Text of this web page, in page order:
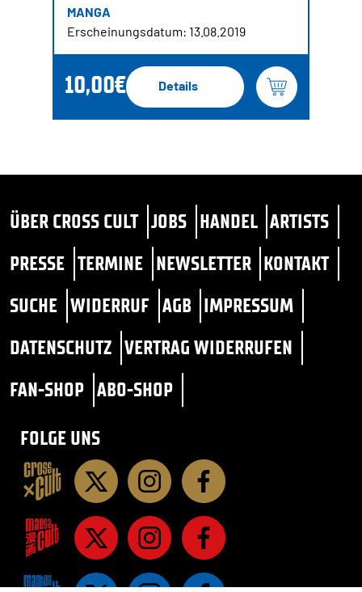
MANGA
Erscheinungsdatum: 13.08.2019
10,00€ Details
ÜBER CROSS CULT JOBS HANDEL ARTISTS
PRESSE TERMINE NEWSLETTER KONTAKT
SUCHE WIDERRUF AGB IMPRESSUM
DATENSCHUTZ VERTRAG WIDERRUFEN
FAN-SHOP ABO-SHOP
FOLGE UNS